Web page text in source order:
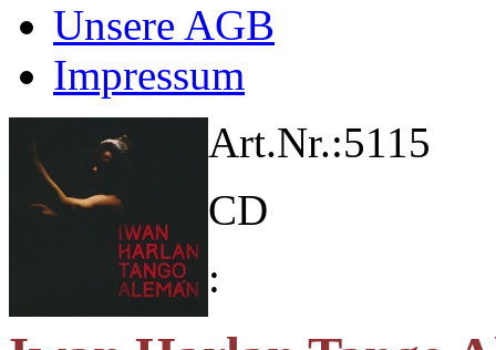
Unsere AGB
Impressum
Art.Nr.:5115
CD
: